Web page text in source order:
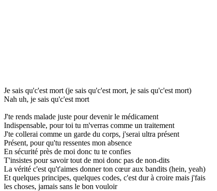
Je sais qu'c'est mort (je sais qu'c'est mort, je sais qu'c'est mort)
Nah uh, je sais qu'c'est mort
J'te rends malade juste pour devenir le médicament
Indispensable, pour toi tu m'verras comme un traitement
J'te collerai comme un garde du corps, j'serai ultra présent
Présent, pour qu'tu ressentes mon absence
En sécurité près de moi donc tu te confies
T'insistes pour savoir tout de moi donc pas de non-dits
La vérité c'est qu't'aimes donner ton cœur aux bandits (hein, yeah)
Et quelques principes, quelques codes, c'est dur à croire mais j'fais
les choses, jamais sans le bon vouloir